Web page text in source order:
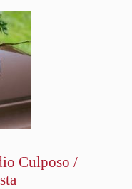
Culposo /